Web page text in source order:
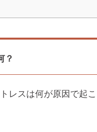
？
レスは何が原因で起